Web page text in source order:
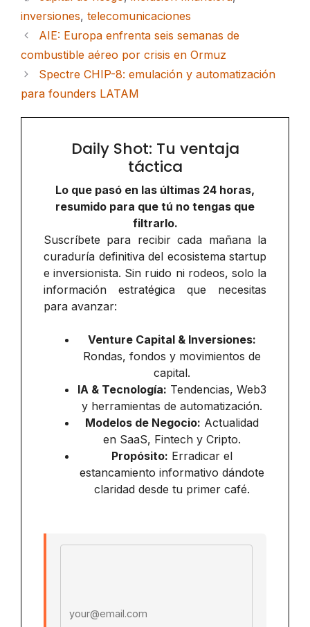
inversiones, telecomunicaciones
AIE: Europa enfrenta seis semanas de
combustible aéreo por crisis en Ormuz
Spectre CHIP-8: emulación y automatización
para founders LATAM
Daily Shot: Tu ventaja
táctica
Lo que pasó en las últimas 24 horas,
resumido para que tú no tengas que
filtrarlo.
Suscríbete para recibir cada mañana la
curaduría definitiva del ecosistema startup
e inversionista. Sin ruido ni rodeos, solo la
información estratégica que necesitas
para avanzar:
Venture Capital & Inversiones:
Rondas, fondos y movimientos de
capital.
IA & Tecnología: Tendencias, Web3
y herramientas de automatización.
Modelos de Negocio: Actualidad
en SaaS, Fintech y Cripto.
Propósito: Erradicar el
estancamiento informativo dándote
claridad desde tu primer café.